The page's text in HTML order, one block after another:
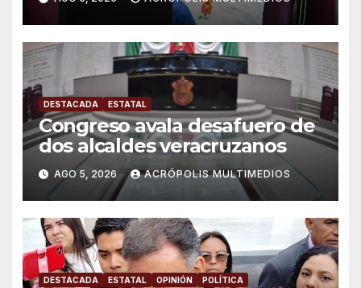
DESTACADA ESTATAL
Congreso avala desafuero de
dos alcaldes veracruzanos
AGO 5, 2026 ACRÓPOLIS MULTIMEDIOS
DESTACADA ESTATAL OPINIÓN POLÍTICA